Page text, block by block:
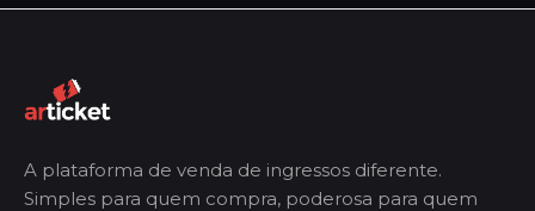
A plataforma de venda de ingressos diferente.
Simples para quem compra, poderosa para quem